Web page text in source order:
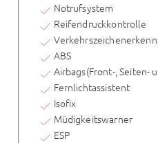
Notrufsystem
Reifendruckkontrolle
ABS
Airbags(Front-, Seiten-
Fernlichtassistent
Isofix
Müdigkeitswarner
ESP